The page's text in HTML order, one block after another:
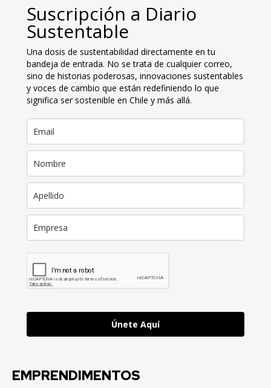
Suscripción a Diario
Sustentable
Una dosis de sustentabilidad directamente en tu
bandeja de entrada. No se trata de cualquier correo,
sino de historias poderosas, innovaciones sustentables
y voces de cambio que están redefiniendo lo que
significa ser sostenible en Chile y más allá.
Únete Aquí
EMPRENDIMENTOS